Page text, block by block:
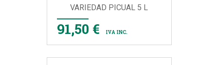
VARIEDAD PICUAL 5 L
91,50 € IVA INC.